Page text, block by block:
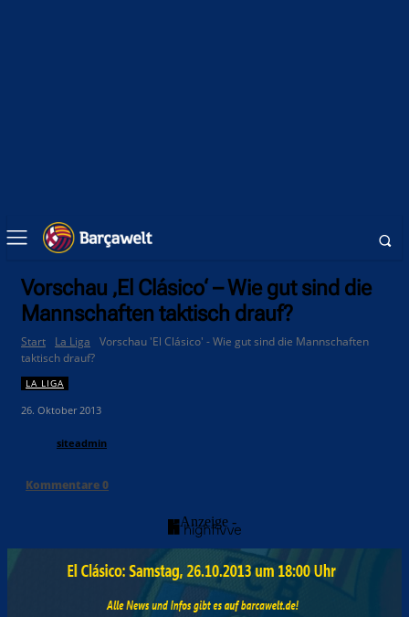
Vorschau ‚El Clásico‘ – Wie gut sind die
Mannschaften taktisch drauf?
Start La Liga
Vorschau 'El Clásico' - Wie gut sind die Mannschaften
taktisch drauf?
LA LIGA
26. Oktober 2013
siteadmin
Kommentare0
- Anzeige -